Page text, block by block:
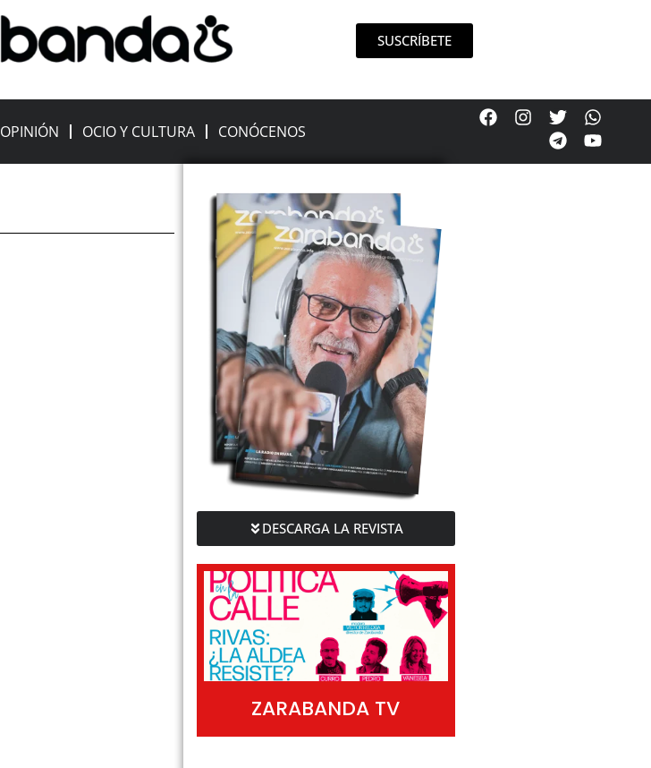
SUSCRÍBETE
OPINIÓN OCIO Y CULTURA CONÓCENOS
DESCARGA LA REVISTA
ZARABANDA TV